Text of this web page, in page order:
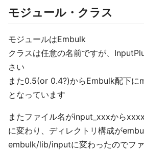
モジュール・クラス
モジュールはEmbulk
クラスは任意の名前ですが、
さい
また0.5(or 0.4?)からEmbulk配下に
となっています
またファイル名がinput_xxxから
に変わり、ディレクトリ構成が
embulk/lib/inputに変わったのでフ